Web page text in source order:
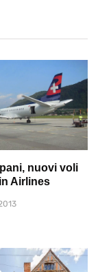
nuovi voli
Airlines